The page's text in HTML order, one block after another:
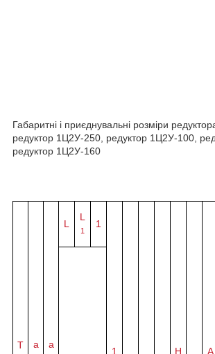
Габаритні і приєднувальні розміри
редуктор 1Ц2У-250, редуктор 1Ц2У-100,
редуктор 1Ц2У-160
Т
а a
L
L
1
1
1 H A